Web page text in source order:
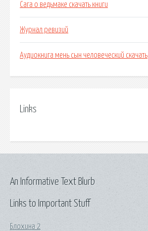
Сага о ведьмаке скачать книги
Журнал ревизий
Аудиокнига мень сын человеческий скачать
Links
Links to Important Stuff
Блохина 2
An Informative Text Blurb